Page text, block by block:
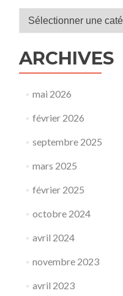
Catégories
ARCHIVES
mai 2026
février 2026
septembre 2025
mars 2025
février 2025
octobre 2024
avril 2024
novembre 2023
avril 2023